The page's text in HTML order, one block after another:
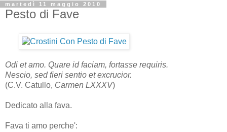
martedì 11 maggio 2010
Pesto di Fave
Odi et amo. Quare id faciam, fortasse requiris.
Nescio, sed fieri sentio et excrucior.
(C.V. Catullo, Carmen LXXXV)
Dedicato alla fava.
Fava ti amo perche':